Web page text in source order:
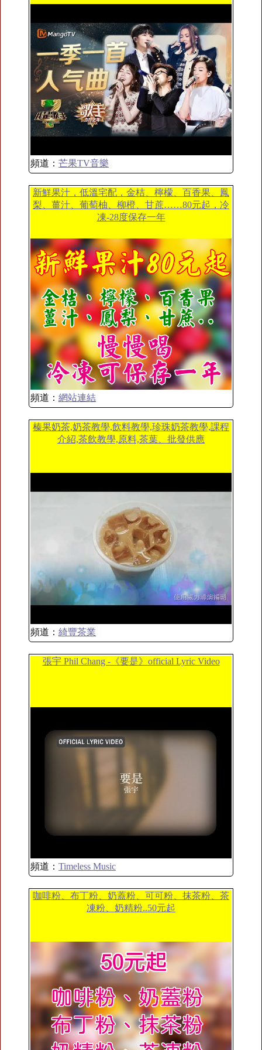
頻道： 芒果TV音樂
新鮮果汁，低溫宅配，金桔、檸檬、百香果、鳳
梨、薑汁、葡萄柚、柳橙、甘蔗……80元起，冷
凍-28度保存一年
頻道： 網站連結
榛果奶茶,奶茶教學,飲料教學,珍珠奶茶教學,課程
介紹,茶飲教學,原料,茶葉、批發供應
頻道： 綺豐茶業
張宇 Phil Chang -《要是》official Lyric Video
頻道： Timeless Music
咖啡粉、布丁粉、奶蓋粉、可可粉、抹茶粉、茶
凍粉、奶精粉..50元起